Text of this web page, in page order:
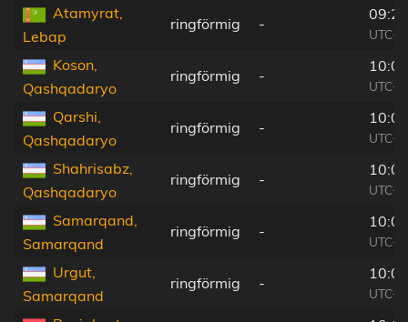
Atamyrat,
Lebap
ringförmig -
Koson,
Qashqadaryo
ringförmig -
Qarshi,
Qashqadaryo
ringförmig -
Shahrisabz,
Qashqadaryo
ringförmig -
Samarqand,
Samarqand
ringförmig -
Urgut,
Samarqand
ringförmig -